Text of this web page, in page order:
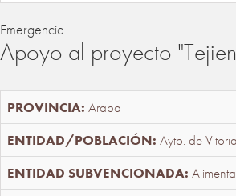
Emergencia
Apoyo al proyecto
Araba
Ayto. de